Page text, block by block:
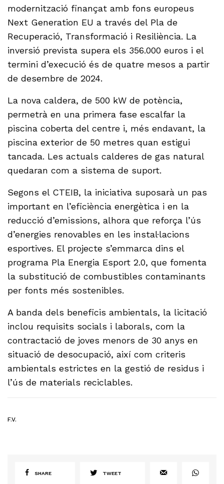
modernització finançat amb fons europeus
Next Generation EU a través del Pla de
Recuperació, Transformació i Resiliència. La
inversió prevista supera els 356.000 euros i el
termini d’execució és de quatre mesos a partir
de desembre de 2024.
La nova caldera, de 500 kW de potència,
permetrà en una primera fase escalfar la
piscina coberta del centre i, més endavant, la
piscina exterior de 50 metres quan estigui
tancada. Les actuals calderes de gas natural
quedaran com a sistema de suport.
Segons el CTEIB, la iniciativa suposarà un pas
important en l’eficiència energètica i en la
reducció d’emissions, alhora que reforça l’ús
d’energies renovables en les instal·lacions
esportives. El projecte s’emmarca dins el
programa Pla Energia Esport 2.0, que fomenta
la substitució de combustibles contaminants
per fonts més sostenibles.
A banda dels beneficis ambientals, la licitació
inclou requisits socials i laborals, com la
contractació de joves menors de 30 anys en
situació de desocupació, així com criteris
ambientals estrictes en la gestió de residus i
l’ús de materials reciclables.
F.V.
SHARE TWEET